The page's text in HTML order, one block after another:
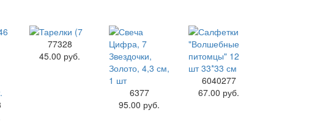
77328
45.00 руб.
6377
95.00 руб.
6040277
67.00 руб.